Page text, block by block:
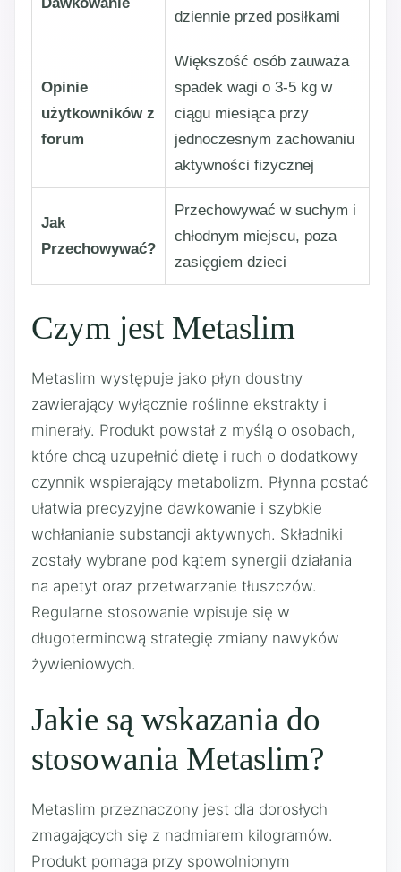
dziennie przed posiłkami
Opinie
użytkowników z
forum
Większość osób zauważa
spadek wagi o 3-5 kg w
ciągu miesiąca przy
jednoczesnym zachowaniu
aktywności fizycznej
Jak
Przechowywać?
Przechowywać w suchym i
chłodnym miejscu, poza
zasięgiem dzieci
Czym jest Metaslim
Metaslim występuje jako płyn doustny
zawierający wyłącznie roślinne ekstrakty i
minerały. Produkt powstał z myślą o osobach,
które chcą uzupełnić dietę i ruch o dodatkowy
czynnik wspierający metabolizm. Płynna postać
ułatwia precyzyjne dawkowanie i szybkie
wchłanianie substancji aktywnych. Składniki
zostały wybrane pod kątem synergii działania
na apetyt oraz przetwarzanie tłuszczów.
Regularne stosowanie wpisuje się w
długoterminową strategię zmiany nawyków
żywieniowych.
Jakie są wskazania do
stosowania Metaslim?
Metaslim przeznaczony jest dla dorosłych
zmagających się z nadmiarem kilogramów.
Produkt pomaga przy spowolnionym